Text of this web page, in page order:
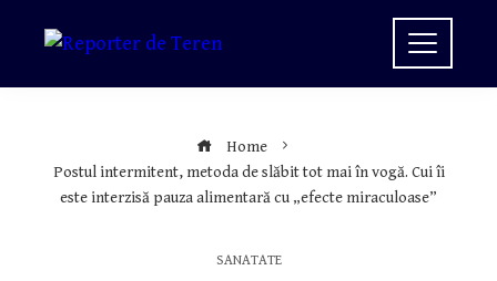
Home
Postul intermitent, metoda de slăbit tot mai în vogă. Cui îi
este interzisă pauza alimentară cu „efecte miraculoase”
SANATATE